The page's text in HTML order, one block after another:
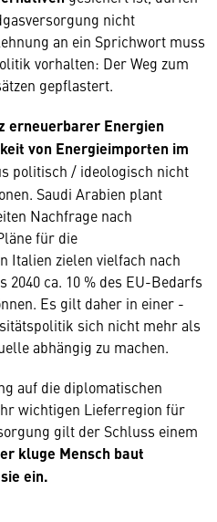
nicht
an ein Sprichwort muss
vorhalten: Der Weg zum
gepflastert.
erneuerbarer Energien
von Energieimporten im
politisch / ideologisch nicht
Saudi Arabien plant
Nachfrage nach
für die
Italien zielen vielfach nach
ca. 10 % des EU-Bedarfs
Es gilt daher in einer -
sich nicht mehr als
abhängig zu machen.
auf die diplomatischen
wichtigen Lieferregion für
gilt der Schluss einem
kluge Mensch baut
ein.